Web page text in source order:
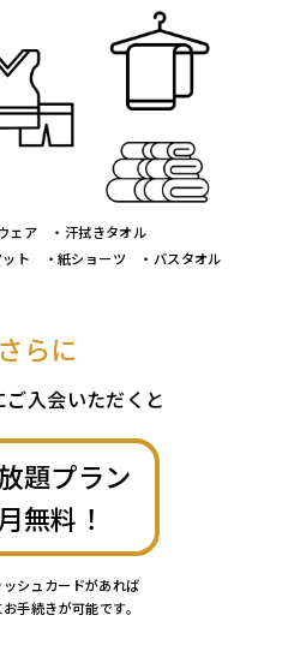
ェア ・汗拭きタオル
ット ・紙ショーツ ・バスタオル
さらに
入会いただくと
題プラン
無料！
シュカードがあれば
手続きが可能です。